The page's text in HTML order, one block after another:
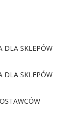
DLA SKLEPÓW
DLA SKLEPÓW